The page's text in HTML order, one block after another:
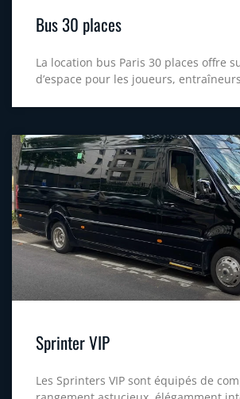
Bus 30 places
La location bus Paris 30 places offre
d’espace pour les joueurs,
Sprinter VIP
Les Sprinters VIP sont équipés de